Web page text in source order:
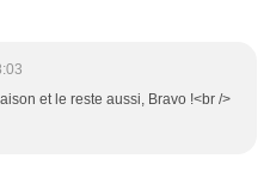
et le reste aussi, Bravo !<br />